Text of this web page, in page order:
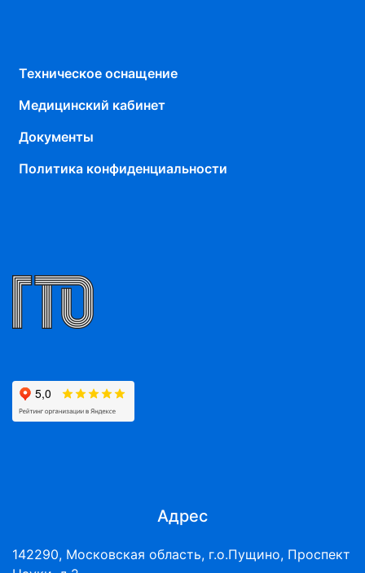
Техническое оснащение
Медицинский кабинет
Документы
Политика конфиденциальности
Адрес
142290, Московская область, г.о.Пущино, Проспект